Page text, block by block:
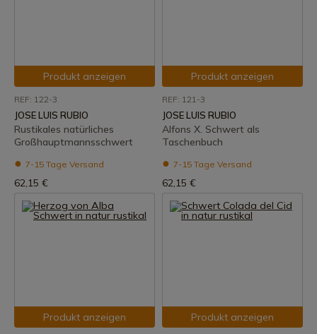
Produkt anzeigen
REF: 122-3
JOSE LUIS RUBIO
Rustikales natürliches
Großhauptmannsschwert
7-15 Tage Versand
62,15 €
Produkt anzeigen
REF: 121-3
JOSE LUIS RUBIO
Alfons X. Schwert als
Taschenbuch
7-15 Tage Versand
62,15 €
Produkt anzeigen Produkt anzeigen